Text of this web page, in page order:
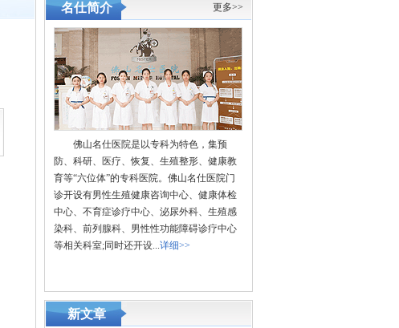
名仕简介 更多>>
佛山名仕医院是以专科为特色，集预
防、科研、医疗、恢复、生殖整形、健康教
育等“六位体”的专科医院。佛山名仕医院门
诊开设有男性生殖健康咨询中心、健康体检
中心、不育症诊疗中心、泌尿外科、生殖感
染科、前列腺科、男性性功能障碍诊疗中心
等相关科室;同时还开设...详细>>
新文章